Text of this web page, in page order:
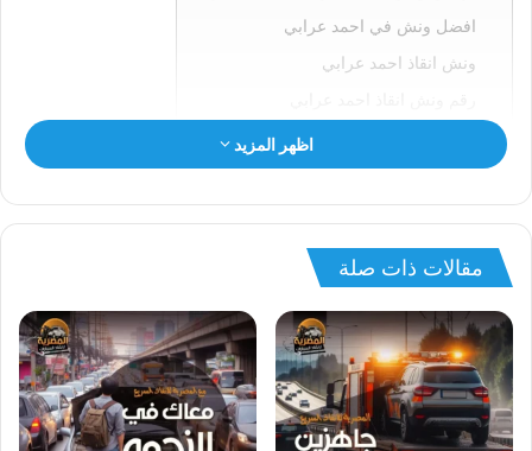
افضل ونش في احمد عرابي
ونش انقاذ احمد عرابي
ونش سيارات احمد عرابي
انقاذ السيارات باحمد عرابي
ونش انقاذ احمد عرابي
ونش احمد عرابي
ونش انقاذ احمد عرابي
ونش انقاذ احمد عرابياسرع و ارخصونش انقاذ في احمد عرابي
بخصم 50% لأننا
ارخص ونش انقاذ في احمد عرابي ونتميز باننااسرع
اظهر المزيد
مقالات ذات صلة